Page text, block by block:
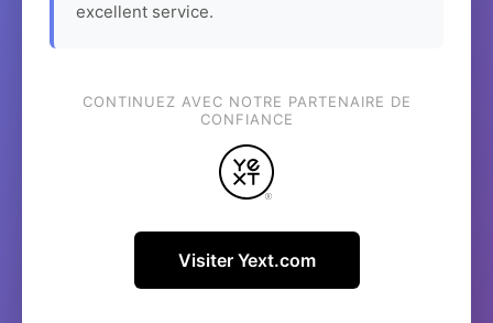
excellent service.
CONTINUEZ AVEC NOTRE PARTENAIRE DE
CONFIANCE
Visiter Yext.com